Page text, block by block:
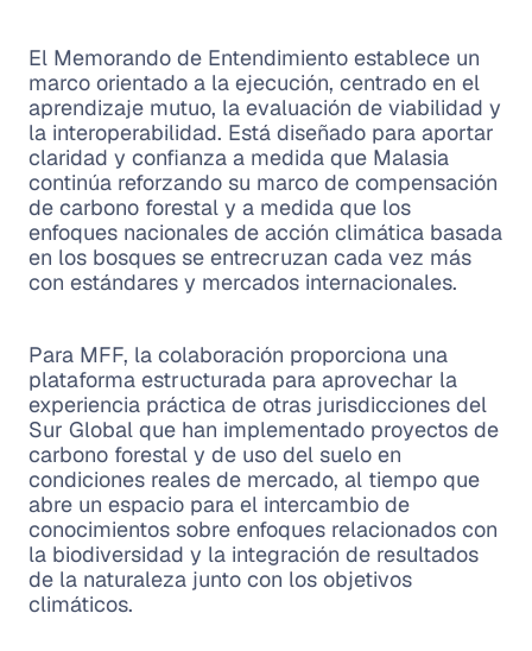
El Memorando de Entendimiento establece un
marco orientado a la ejecución, centrado en el
aprendizaje mutuo, la evaluación de viabilidad y
la interoperabilidad. Está diseñado para aportar
claridad y confianza a medida que Malasia
continúa reforzando su marco de compensación
de carbono forestal y a medida que los
enfoques nacionales de acción climática basada
en los bosques se entrecruzan cada vez más
con estándares y mercados internacionales.
Para MFF, la colaboración proporciona una
plataforma estructurada para aprovechar la
experiencia práctica de otras jurisdicciones del
Sur Global que han implementado proyectos de
carbono forestal y de uso del suelo en
condiciones reales de mercado, al tiempo que
abre un espacio para el intercambio de
conocimientos sobre enfoques relacionados con
la biodiversidad y la integración de resultados
de la naturaleza junto con los objetivos
climáticos.